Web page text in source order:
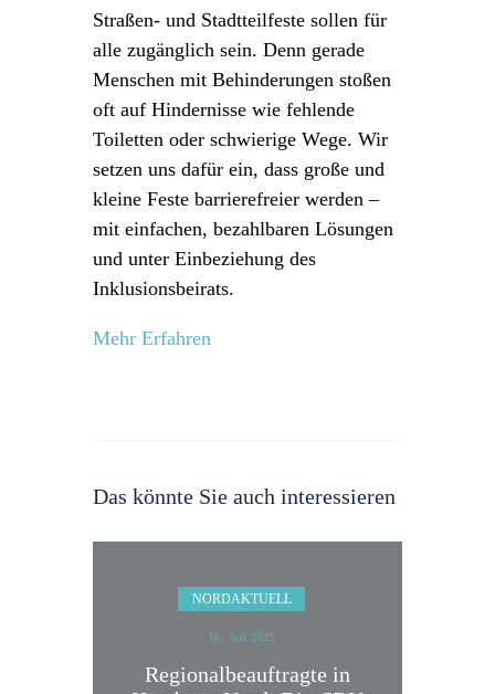
Straßen- und Stadtteilfeste sollen für
alle zugänglich sein. Denn gerade
Menschen mit Behinderungen stoßen
oft auf Hindernisse wie fehlende
Toiletten oder schwierige Wege. Wir
setzen uns dafür ein, dass große und
kleine Feste barrierefreier werden –
mit einfachen, bezahlbaren Lösungen
und unter Einbeziehung des
Inklusionsbeirats.
Mehr Erfahren
Das könnte Sie auch interessieren
NORDAKTUELL
18. Juli 2025
Regionalbeauftragte in